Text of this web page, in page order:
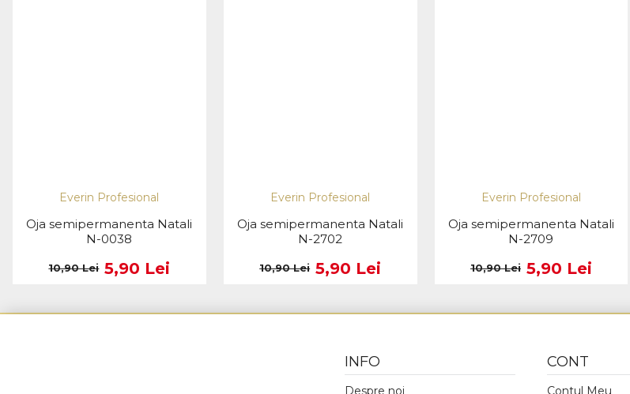
Everin Profesional
Oja semipermanenta Natali
N-0038
5,90 Lei
10,90 Lei
Everin Profesional
Oja semipermanenta Natali
N-2702
5,90 Lei
10,90 Lei
Everin Profesional
Oja semipermanenta Natali
N-2709
5,90 Lei
10,90 Lei
INFO
Despre noi
CONT
Contul Meu